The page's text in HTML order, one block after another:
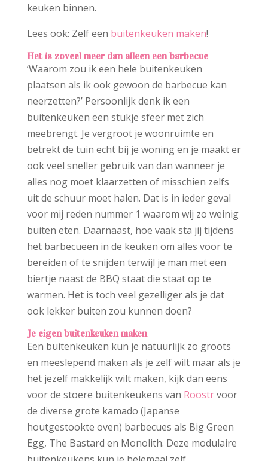
keuken binnen.
Lees ook: Zelf een buitenkeuken maken!
Het is zoveel meer dan alleen een barbecue
‘Waarom zou ik een hele buitenkeuken
plaatsen als ik ook gewoon de barbecue kan
neerzetten?’ Persoonlijk denk ik een
buitenkeuken een stukje sfeer met zich
meebrengt. Je vergroot je woonruimte en
betrekt de tuin echt bij je woning en je maakt er
ook veel sneller gebruik van dan wanneer je
alles nog moet klaarzetten of misschien zelfs
uit de schuur moet halen. Dat is in ieder geval
voor mij reden nummer 1 waarom wij zo weinig
buiten eten. Daarnaast, hoe vaak sta jij tijdens
het barbecueën in de keuken om alles voor te
bereiden of te snijden terwijl je man met een
biertje naast de BBQ staat die staat op te
warmen. Het is toch veel gezelliger als je dat
ook lekker buiten zou kunnen doen?
Je eigen buitenkeuken maken
Een buitenkeuken kun je natuurlijk zo groots
en meeslepend maken als je zelf wilt maar als je
het jezelf makkelijk wilt maken, kijk dan eens
voor de stoere buitenkeukens van Roostrvoor
de diverse grote kamado (Japanse
houtgestookte oven) barbecues als Big Green
Egg, The Bastard en Monolith. Deze modulaire